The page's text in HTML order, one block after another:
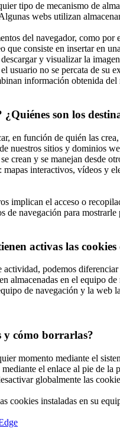
tipo de mecanismo de
webs utilizan
del navegador, como
que consiste en insertar en
y visualizar la
usuario no se percata de su
información obtenida
¿Quiénes son los
en función de quién las
nuestros sitios y dominios
crean y se manejan desde
interactivos, vídeos y
implican el acceso o
navegación para
activas las
podemos diferenciar
almacenadas en el equipo
de navegación y la
y cómo borrarlas?
momento mediante el
el enlace al pie de la
globalmente las
cookies instaladas en su